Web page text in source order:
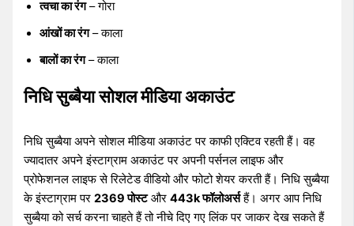
त्वचा का रंग– गोरा
आंखों का रंग– काला
बालों का रंग– काला
निधि सुब्बैया सोशल मीडिया अकाउंट
निधि सुब्बैया अपने सोशल मीडिया अकाउंट पर काफी एक्टिव रहती हैं। वह
ज्यादातर अपने इंस्टाग्राम अकाउंट पर अपनी पर्सनल लाइफ और
प्रोफेशनल लाइफ से रिलेटेड वीडियो और फोटो शेयर करती हैं। निधि सुब्बैया
के इंस्टाग्राम पर2369 पोस्टऔर443k फॉलोअर्सहैं। अगर आप निधि
सुब्बैया को सर्च करना चाहते हैं तो नीचे दिए गए लिंक पर जाकर देख सकते हैं